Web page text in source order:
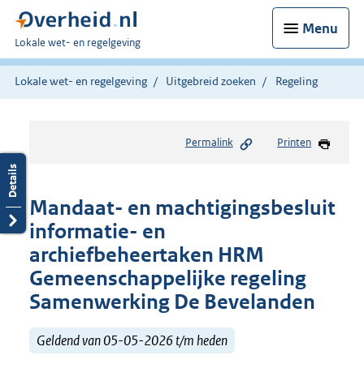
Menu
U
bent
hier:
Lokale wet- en regelgeving
Lokale wet- en regelgeving Uitgebreid zoeken Regeling
Permalink Printen
Mandaat- en machtigingsbesluit
informatie- en
archiefbeheertaken HRM
Gemeenschappelijke regeling
Samenwerking De Bevelanden
Geldend van 05-05-2026 t/m heden